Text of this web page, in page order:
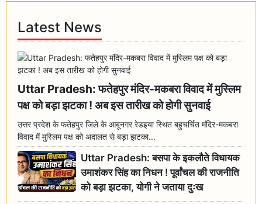
Latest News
Uttar Pradesh: फतेहपुर मंदिर-मकबरा विवाद में मुस्लिम
पक्ष को बड़ा झटका ! अब इस तारीख को होगी सुनवाई
उत्तर प्रदेश के फतेहपुर जिले के आबूनगर रेडइया स्थित बहुचर्चित मंदिर-मकबरा
विवाद में मुस्लिम पक्ष को अदालत से बड़ा झटका...
Uttar Pradesh: बसपा के इकलौते विधायक
उमाशंकर सिंह का निधन ! पूर्वांचल की राजनीति
को बड़ा झटका, योगी ने जताया दुःख